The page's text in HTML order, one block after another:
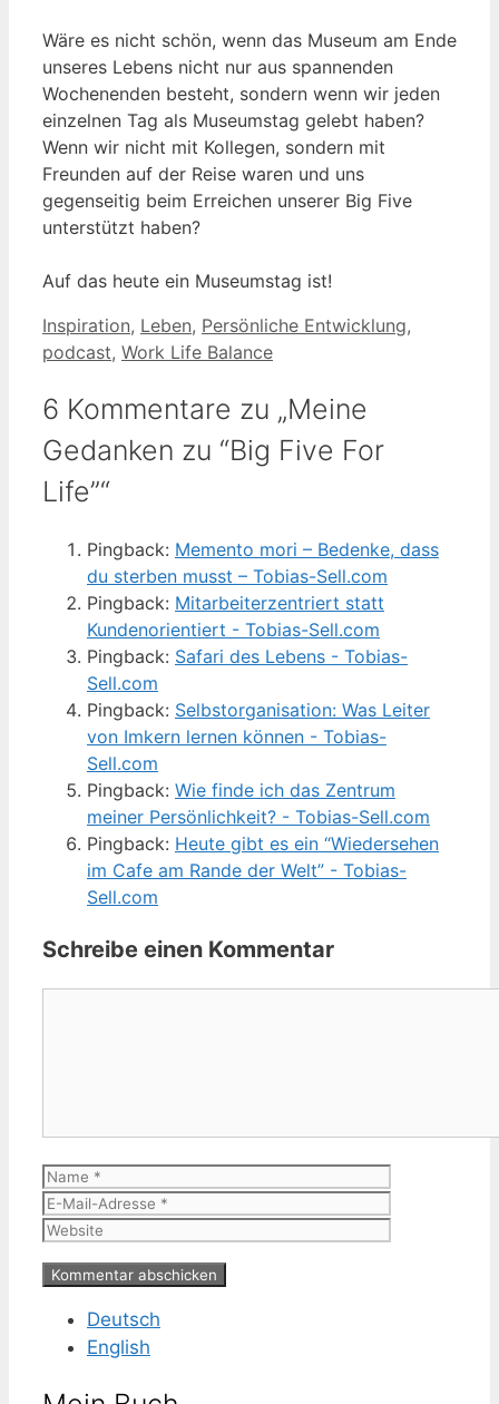
Wäre es nicht schön, wenn das Museum am Ende
unseres Lebens nicht nur aus spannenden
Wochenenden besteht, sondern wenn wir jeden
einzelnen Tag als Museumstag gelebt haben?
Wenn wir nicht mit Kollegen, sondern mit
Freunden auf der Reise waren und uns
gegenseitig beim Erreichen unserer Big Five
unterstützt haben?
Auf das heute ein Museumstag ist!
Schlagwörter
Inspiration, Leben, Persönliche Entwicklung,
podcast, Work Life Balance
6 Kommentare zu „Meine
Gedanken zu “Big Five For
Life”“
Pingback: Memento mori – Bedenke, dass
du sterben musst – Tobias-Sell.com
Pingback: Mitarbeiterzentriert statt
Kundenorientiert - Tobias-Sell.com
Pingback: Safari des Lebens - Tobias-
Sell.com
Pingback: Selbstorganisation: Was Leiter
von Imkern lernen können - Tobias-
Sell.com
Pingback: Wie finde ich das Zentrum
meiner Persönlichkeit? - Tobias-Sell.com
Pingback: Heute gibt es ein “Wiedersehen
im Cafe am Rande der Welt” - Tobias-
Sell.com
Schreibe einen Kommentar
Name
Deutsch
English